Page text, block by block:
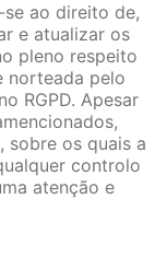
se ao direito de,
e atualizar os
pleno respeito
norteada pelo
RGPD. Apesar
sobre os quais a
controlo
atenção e